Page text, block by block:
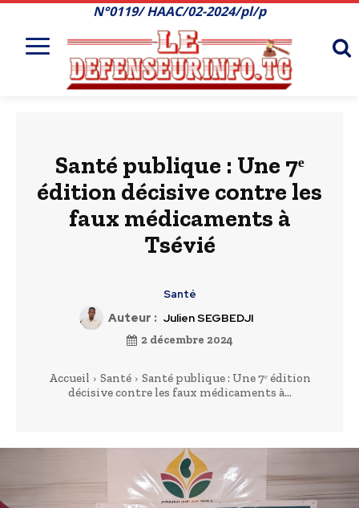
N°0119/ HAAC/02-2024/pl/p
Santé publique : Une 7ᵉ
édition décisive contre les
faux médicaments à
Tsévié
Santé
Auteur : Julien SEGBEDJI
2 décembre 2024
Accueil Santé
Santé publique : Une 7ᵉ édition
décisive contre les faux médicaments à...